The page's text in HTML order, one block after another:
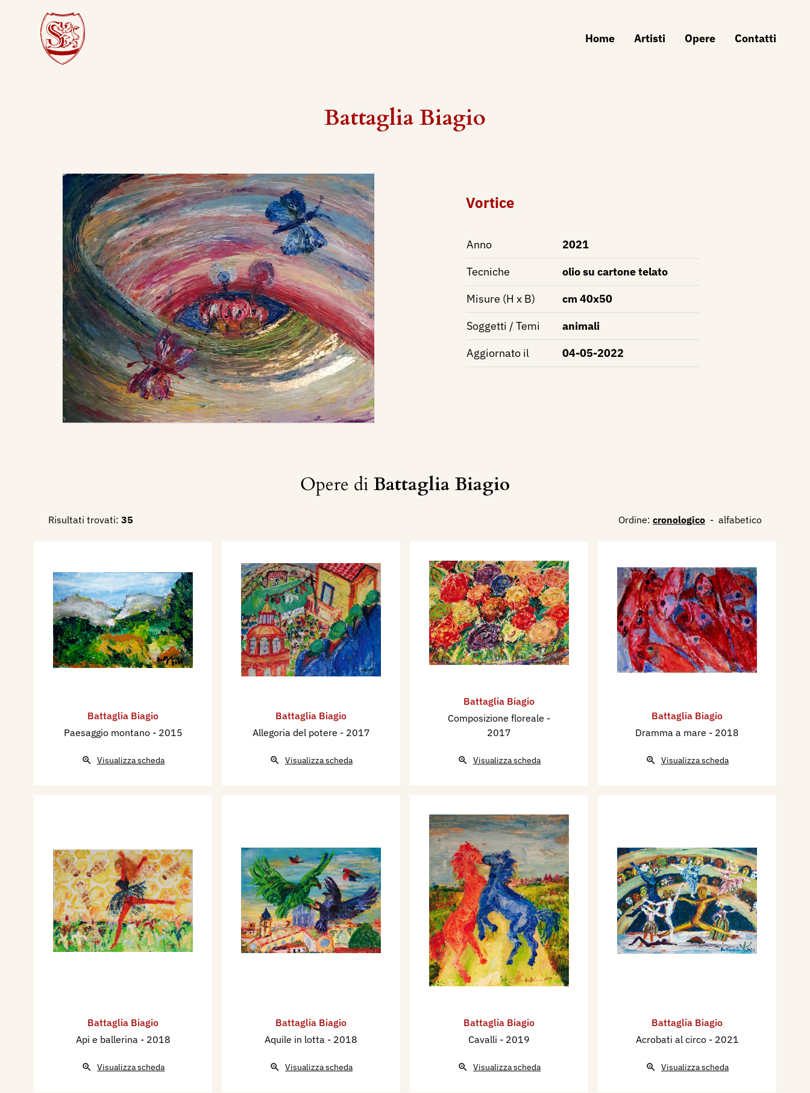
Home Artisti Opere Contatti
Battaglia Biagio
Vortice
Anno
2021
Tecniche
olio su cartone telato
Misure (H x B)
cm 40x50
Soggetti / Temi
animali
Aggiornato il
04-05-2022
Opere diBattaglia Biagio
Risultati trovati: 35 Ordine: cronologico - alfabetico
Battaglia Biagio
Paesaggio montano - 2015
Visualizza scheda
Battaglia Biagio
Allegoria del potere - 2017
Visualizza scheda
Battaglia Biagio
Composizione floreale -
2017
Visualizza scheda
Battaglia Biagio
Dramma a mare - 2018
Visualizza scheda
Battaglia Biagio
Api e ballerina - 2018
Visualizza scheda
Battaglia Biagio
Aquile in lotta - 2018
Visualizza scheda
Battaglia Biagio
Cavalli - 2019
Visualizza scheda
Battaglia Biagio
Acrobati al circo - 2021
Visualizza scheda